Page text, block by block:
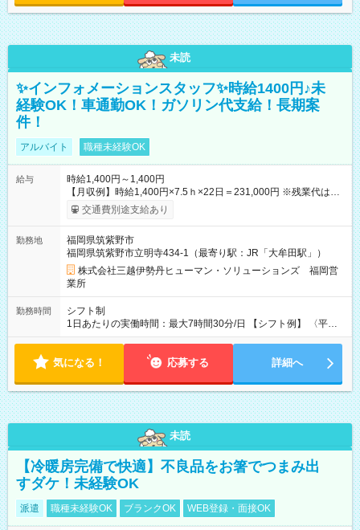
未読
✨インフォメーションスタッフ✨時給1400円♪未
経験OK！車通勤OK！ガソリン代支給！長期案
件！
アルバイト 職種未経験OK
給与
時給1,400円～1,400円
【月収例】時給1,400円×7.5ｈ×22日＝231,000円 ※残業代は別
途全額支給します。 【試用期間】試用期間なし
交通費別途支給あり
勤務地
福岡県筑紫野市
福岡県筑紫野市立明寺434-1（最寄り駅：JR「大牟田駅」）
株式会社三越伊勢丹ヒューマン・ソリューションズ 福岡営
業所
勤務時間
シフト制
1日あたりの実働時間：最大7時間30分/日 【シフト例】 〈平
日〉9:30～18:30／12:30～21:30 休憩90分 実働7.5時間 〈土
20:00 休憩90分 実働7.5時間
気になる！ 応募する 詳細へ
未読
【冷暖房完備で快適】不良品をお箸でつまみ出
すダケ！未経験OK
派遣 職種未経験OK ブランクOK WEB登録・面接OK